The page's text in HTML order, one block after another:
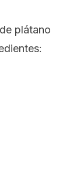
de plátano